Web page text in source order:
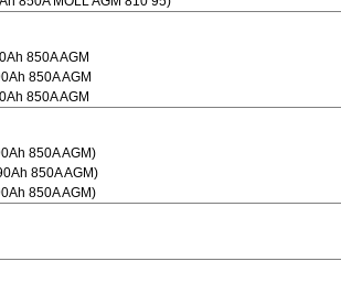
850A AGM
850A AGM
850A AGM
850A AGM)
850A AGM)
850A AGM)